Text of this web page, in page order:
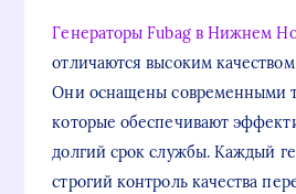
Генераторы Fubag в Нижнем
отличаются высоким
Они оснащены современными
которые обеспечивают
долгий срок службы. Каждый
строгий контроль качества